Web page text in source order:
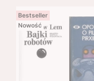
Bestseller
Nowość